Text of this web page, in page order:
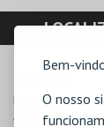
Bem-
O nosso
RUA JOÃO
4150-430 Porto